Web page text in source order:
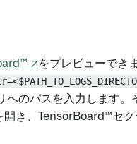
↗をプレビューでき
へのパスを入力します。
開き、TensorBoard™セ